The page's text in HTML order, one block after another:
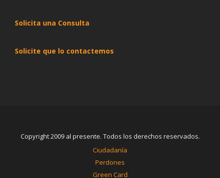
Solicita una Consulta
Solicite que lo contactemos
Copyright 2009 al presente. Todos los derechos reservados.
Ciudadanía
Perdones
Green Card